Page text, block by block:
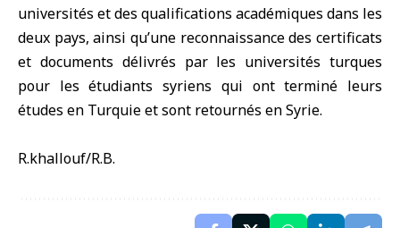
universités et des qualifications académiques dans les
deux pays, ainsi qu’une reconnaissance des certificats
et documents délivrés par les universités turques
pour les étudiants syriens qui ont terminé leurs
études en Turquie et sont retournés en Syrie.
R.khallouf/R.B.